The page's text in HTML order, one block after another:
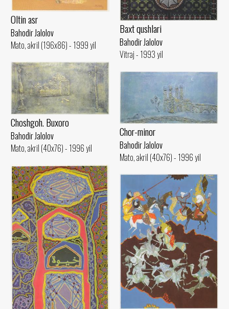
Oltin asr
Bahodir Jalolov
Mato, akril (196x86) - 1999 yil
Baxt qushlari
Bahodir Jalolov
Vitraj - 1993 yil
Choshgoh. Buxoro
Bahodir Jalolov
Mato, akril (40x76) - 1996 yil
Chor-minor
Bahodir Jalolov
Mato, akril (40x76) - 1996 yil